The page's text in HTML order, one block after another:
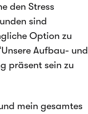
den Stress
sind
Option zu
Aufbau- und
präsent sein zu
mein gesamtes